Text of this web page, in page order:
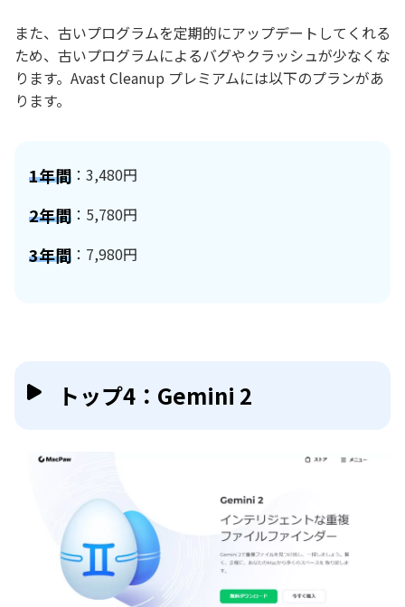
また、古いプログラムを定期的にアップデートしてくれる
ため、古いプログラムによるバグやクラッシュが少なくな
ります。Avast Cleanup プレミアムには以下のプランがあ
ります。
1年間 ：3,480円
2年間 ：5,780円
3年間 ：7,980円
トップ4：Gemini 2